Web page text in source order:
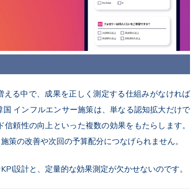
る中で、成果を正しく測定する仕組みがなければ
インフルエンサー施策は、単なる認知拡大だけで
頼性の向上といった複数の効果をもたらします。
策の改善や次回の予算配分につなげられません。
設計と、定量的な効果測定が欠かせないのです。